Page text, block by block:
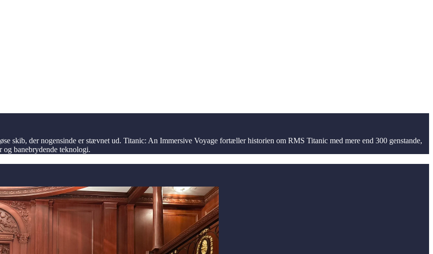
skib, der nogensinde er stævnet ud. Titanic: An Immersive Voyage fortæller historien om RMS Titanic med mere end 300 genstande,
og banebrydende teknologi.